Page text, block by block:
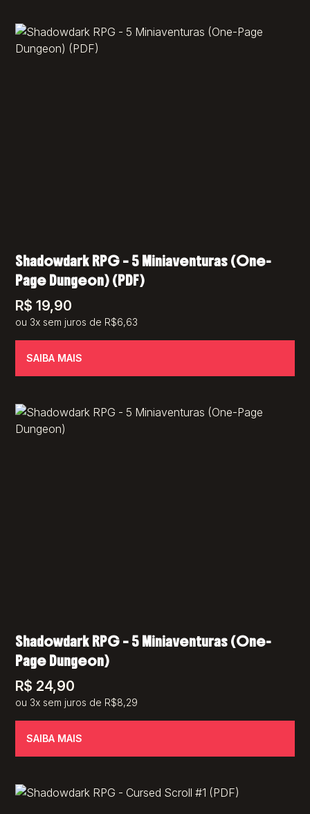
Shadowdark RPG – 5 Miniaventuras (One-
Page Dungeon) (PDF)
R$ 19,90
ou 3x sem juros de R$6,63
SAIBA MAIS
Shadowdark RPG – 5 Miniaventuras (One-
Page Dungeon)
R$ 24,90
ou 3x sem juros de R$8,29
SAIBA MAIS